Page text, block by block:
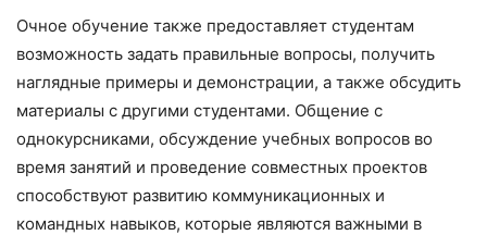
Очное обучение также предоставляет студентам
возможность задать правильные вопросы, получить
наглядные примеры и демонстрации, а также обсудить
материалы с другими студентами. Общение с
однокурсниками, обсуждение учебных вопросов во
время занятий и проведение совместных проектов
способствуют развитию коммуникационных и
командных навыков, которые являются важными в